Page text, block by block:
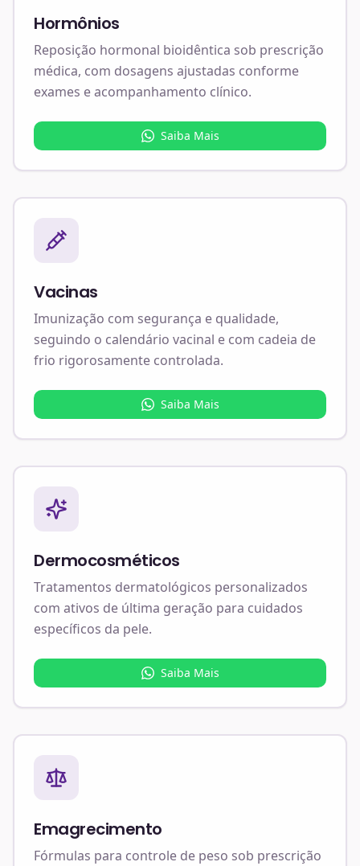
Hormônios
Reposição hormonal bioidêntica sob prescrição
médica, com dosagens ajustadas conforme
exames e acompanhamento clínico.
Saiba Mais
Vacinas
Imunização com segurança e qualidade,
seguindo o calendário vacinal e com cadeia de
frio rigorosamente controlada.
Saiba Mais
Dermocosméticos
Tratamentos dermatológicos personalizados
com ativos de última geração para cuidados
específicos da pele.
Saiba Mais
Emagrecimento
Fórmulas para controle de peso sob prescrição